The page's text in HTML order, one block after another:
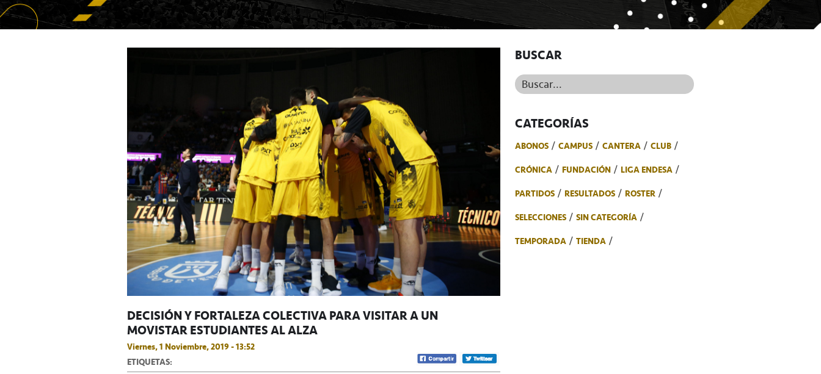
DECISIÓN Y FORTALEZA COLECTIVA PARA VISITAR A UN
MOVISTAR ESTUDIANTES AL ALZA
Viernes, 1 Noviembre, 2019 - 13:52
ETIQUETAS:
BUSCAR
Buscar...
CATEGORÍAS
ABONOS CAMPUS CANTERA
CLUB
CRÓNICA
FUNDACIÓN
LIGA ENDESA
PARTIDOS
RESULTADOS
ROSTER
SELECCIONES
SIN CATEGORÍA
TEMPORADA
TIENDA